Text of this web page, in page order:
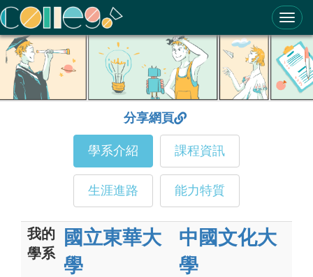
ColleGo! 大學選才與高中育才輔助系統
分享網頁
學系介紹 課程資訊
生涯進路 能力特質
我的
學系
國立東華大
學
中國文化大
學